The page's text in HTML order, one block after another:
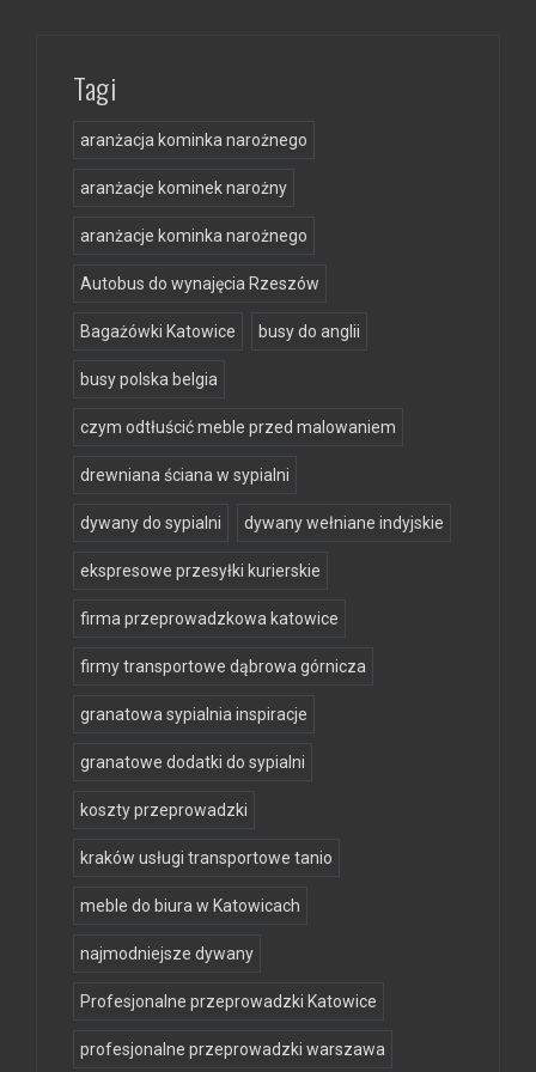
Tagi
aranżacja kominka narożnego
aranżacje kominek narożny
aranżacje kominka narożnego
Autobus do wynajęcia Rzeszów
Bagażówki Katowice busy do anglii
busy polska belgia
czym odtłuścić meble przed malowaniem
drewniana ściana w sypialni
dywany do sypialni dywany wełniane indyjskie
ekspresowe przesyłki kurierskie
firma przeprowadzkowa katowice
firmy transportowe dąbrowa górnicza
granatowa sypialnia inspiracje
granatowe dodatki do sypialni
koszty przeprowadzki
kraków usługi transportowe tanio
meble do biura w Katowicach
najmodniejsze dywany
Profesjonalne przeprowadzki Katowice
profesjonalne przeprowadzki warszawa